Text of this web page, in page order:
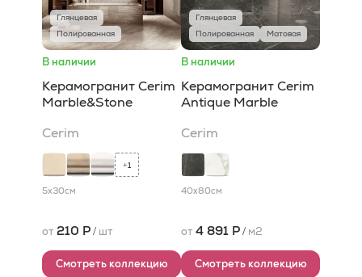
Глянцевая
Полированная
В наличии
Керамогранит Cerim
Marble&Stone
Cerim
+1
5x30см
от 210 Р/ шт
Смотреть коллекцию
Глянцевая
Полированная
Матовая
В наличии
Керамогранит Cerim
Antique Marble
Cerim
40x80см
от 4 891 Р/ м2
Смотреть коллекцию